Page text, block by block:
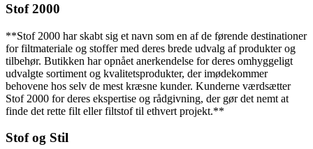
Stof 2000
**Stof 2000 har skabt sig et navn som en af de førende destinationer
for filtmateriale og stoffer med deres brede udvalg af produkter og
tilbehør. Butikken har opnået anerkendelse for deres omhyggeligt
udvalgte sortiment og kvalitetsprodukter, der imødekommer
behovene hos selv de mest kræsne kunder. Kunderne værdsætter
Stof 2000 for deres ekspertise og rådgivning, der gør det nemt at
finde det rette filt eller filtstof til ethvert projekt.**
Stof og Stil